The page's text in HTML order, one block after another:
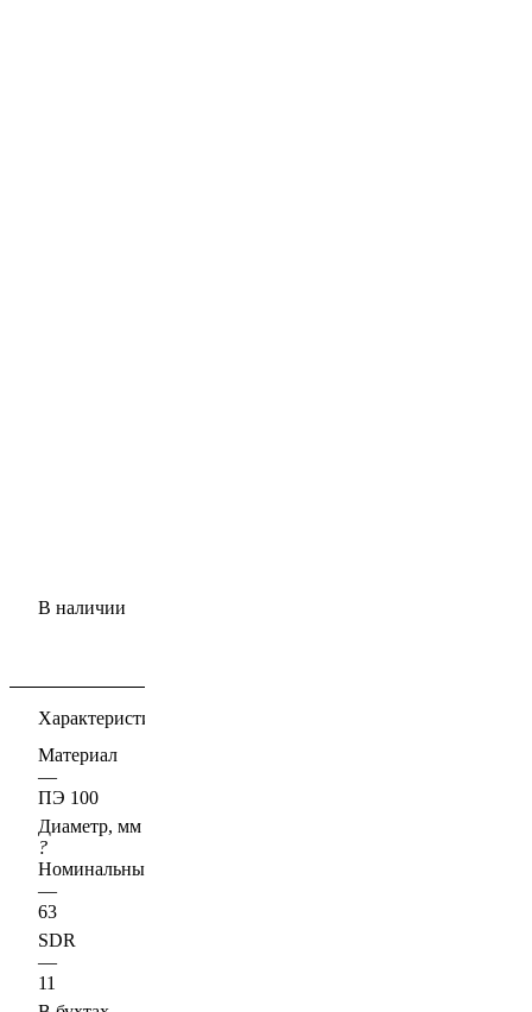
В наличии
Характеристики
Материал
—
ПЭ 100
Диаметр, мм
?
Номинальный наружный диаметр, D, Ду, d, Dn
—
63
SDR
—
11